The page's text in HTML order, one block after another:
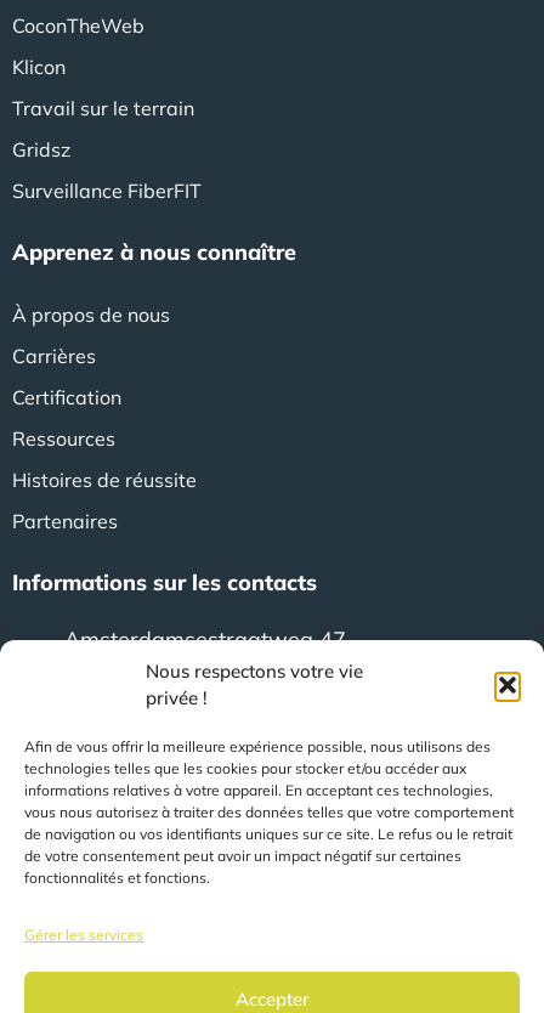
Nous respectons votre vie
privée !
Afin de vous offrir la meilleure expérience possible, nous utilisons des
technologies telles que les cookies pour stocker et/ou accéder aux
informations relatives à votre appareil. En acceptant ces technologies,
vous nous autorisez à traiter des données telles que votre comportement
de navigation ou vos identifiants uniques sur ce site. Le refus ou le retrait
de votre consentement peut avoir un impact négatif sur certaines
fonctionnalités et fonctions.
Gérer les services
Accepter
CoconTheWeb
Klicon
Travail sur le terrain
Gridsz
Surveillance FiberFIT
Apprenez à nous connaître
À propos de nous
Carrières
Certification
Ressources
Histoires de réussite
Partenaires
Informations sur les contacts
Amsterdamsestraatweg 47
3744 MA Baarn (Pays-Bas)
+31 (0)35 623 79 36
sales@speerit.nl